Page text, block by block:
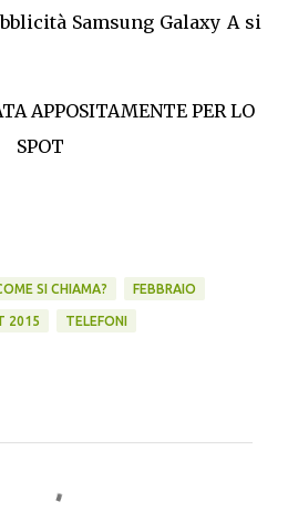
Samsung Galaxy A si
APPOSITAMENTE PER LO
SPOT
SI CHIAMA? FEBBRAIO
2015 TELEFONI